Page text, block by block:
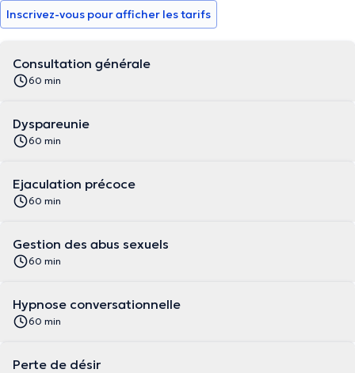
Inscrivez-vous pour afficher les tarifs
Consultation générale
60 min
Dyspareunie
60 min
Ejaculation précoce
60 min
Gestion des abus sexuels
60 min
Hypnose conversationnelle
60 min
Perte de désir